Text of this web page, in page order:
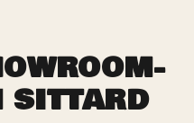
SITTARD